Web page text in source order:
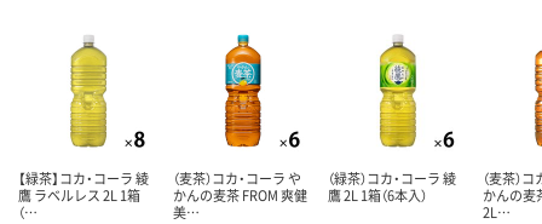
【緑茶】コカ・コーラ 綾
鷹 ラベルレス 2L 1箱
（…
（麦茶）コカ・コーラ や
かんの麦茶 FROM 爽健
美…
（緑茶）コカ・コーラ 綾
鷹 2L 1箱（6本入）
（麦茶）
かんの麦
2L…